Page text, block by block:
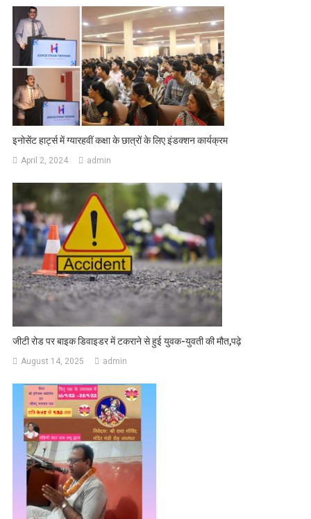
इनोसेंट हार्ट्स में ग्यारहवीं कक्षा के छात्रों के लिए इंडक्शन कार्यक्रम
April 2, 2024 admin
जीटी रोड पर बाइक डिवाइडर में टकराने से हुई युवक-युवती की मौत,पढ़े
August 14, 2025 admin